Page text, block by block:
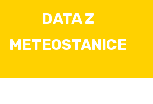
DATA Z
METEOSTANICE